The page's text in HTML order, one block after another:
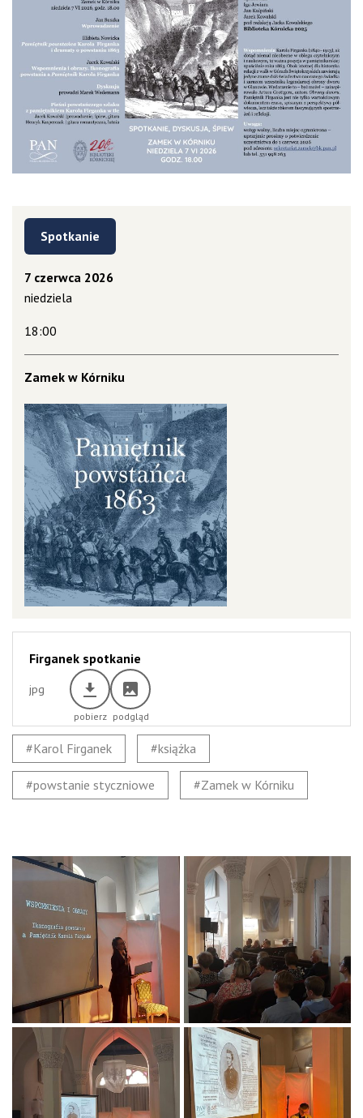
Spotkanie
7 czerwca 2026
niedziela
18:00
Zamek w Kórniku
Firganek spotkanie
jpg
Karol Firganek książka
powstanie styczniowe Zamek w Kórniku